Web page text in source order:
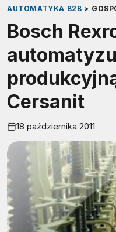
AUTOMATYKA B2B >
Bosch
Cersanit
18 października 2011